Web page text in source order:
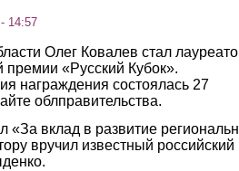
14:57
Олег Ковалев стал
премии «Русский Кубок».
награждения состоялась 27
облправительства.
«За вклад в развитие
вручил известный российский